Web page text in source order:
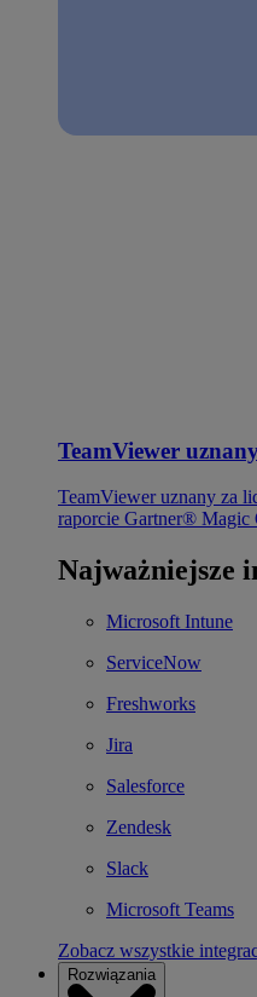
TeamViewer
TeamViewer uznany za
raporcie Gartner®
Najważniejsze
Microsoft Intune
ServiceNow
Freshworks
Jira
Salesforce
Zendesk
Slack
Microsoft Teams
Zobacz wszystkie
Rozwiązania